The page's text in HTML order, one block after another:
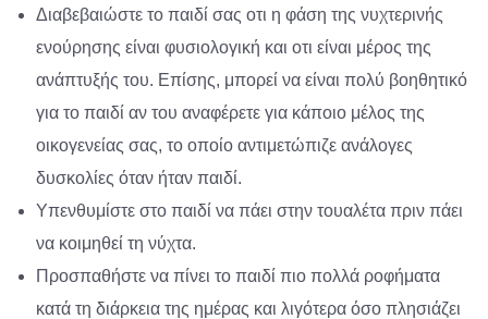
Διαβεβαιώστε το παιδί σας οτι η φάση της νυχτερινής
ενούρησης είναι φυσιολογική και οτι είναι μέρος της
ανάπτυξής του. Επίσης, μπορεί να είναι πολύ βοηθητικό
για το παιδί αν του αναφέρετε για κάποιο μέλος της
οικογενείας σας, το οποίο αντιμετώπιζε ανάλογες
δυσκολίες όταν ήταν παιδί.
Υπενθυμίστε στο παιδί να πάει στην τουαλέτα πριν πάει
να κοιμηθεί τη νύχτα.
Προσπαθήστε να πίνει το παιδί πιο πολλά ροφήματα
κατά τη διάρκεια της ημέρας και λιγότερα όσο πλησιάζει